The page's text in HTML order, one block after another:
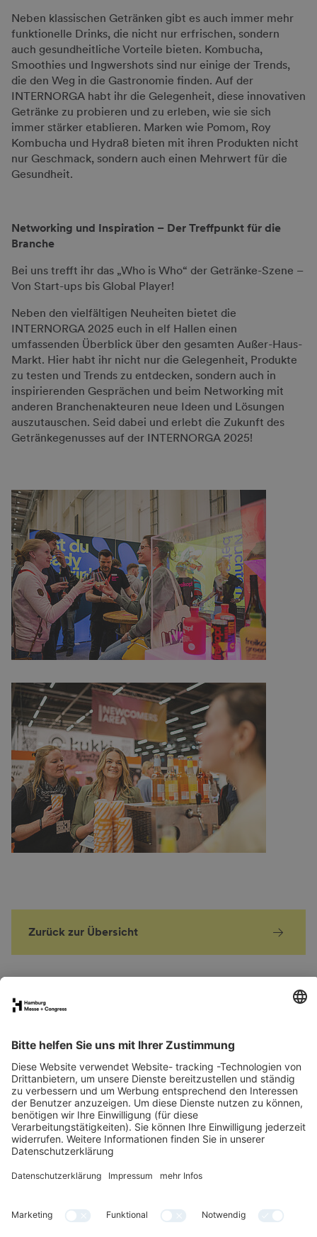
Neben klassischen Getränken gibt es auch immer mehr
funktionelle Drinks, die nicht nur erfrischen, sondern
auch gesundheitliche Vorteile bieten. Kombucha,
Smoothies und Ingwershots sind nur einige der Trends,
die den Weg in die Gastronomie finden. Auf der
INTERNORGA habt ihr die Gelegenheit, diese innovativen
Getränke zu probieren und zu erleben, wie sie sich
immer stärker etablieren. Marken wie Pomom, Roy
Kombucha und Hydra8 bieten mit ihren Produkten nicht
nur Geschmack, sondern auch einen Mehrwert für die
Gesundheit.
Networking und Inspiration – Der Treffpunkt für die
Branche
Bei uns trefft ihr das „Who is Who“ der Getränke-Szene –
Von Start-ups bis Global Player!
Neben den vielfältigen Neuheiten bietet die
INTERNORGA 2025 euch in elf Hallen einen
umfassenden Überblick über den gesamten Außer-Haus-
Markt. Hier habt ihr nicht nur die Gelegenheit, Produkte
zu testen und Trends zu entdecken, sondern auch in
inspirierenden Gesprächen und beim Networking mit
anderen Branchenakteuren neue Ideen und Lösungen
auszutauschen. Seid dabei und erlebt die Zukunft des
Getränkegenusses auf der INTERNORGA 2025!
Zurück zur Übersicht
eNews
Kontakt
Presse